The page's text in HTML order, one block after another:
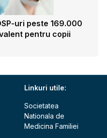
uri peste 169.000
pentru copii
Linkuri utile:
Societatea
Nationala de
Medicina Familiei